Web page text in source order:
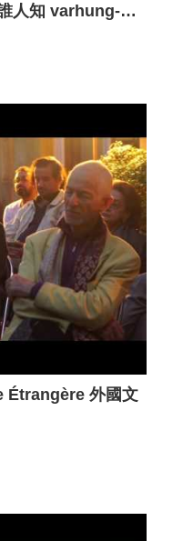
人知 varhung-
Étrangère 外國文